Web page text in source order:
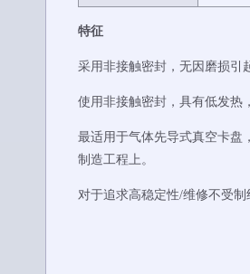
特征
采用非接触密封，无因磨损引
使用非接触密封，具有低发热
最适用于气体先导式真空卡盘
制造工程上。
对于追求高稳定性/维修不受